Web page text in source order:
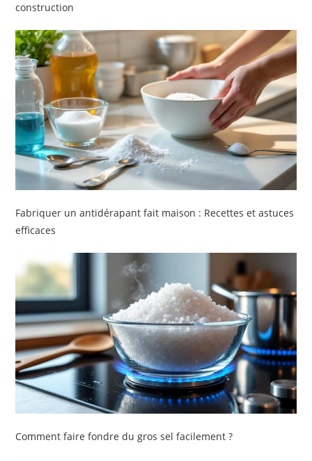
construction
Fabriquer un antidérapant fait maison : Recettes et astuces
efficaces
Comment faire fondre du gros sel facilement ?